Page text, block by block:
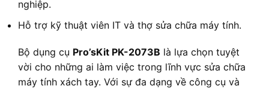
nghiệp.
Hỗ trợ kỹ thuật viên IT và thợ sửa chữa máy tính.
Bộ dụng cụ Pro’sKit PK-2073B là lựa chọn tuyệt
vời cho những ai làm việc trong lĩnh vực sửa chữa
máy tính xách tay. Với sự đa dạng về công cụ và